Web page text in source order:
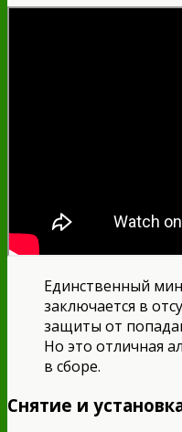
Единственный
заключается в
защиты от
Но это отличная
в сборе.
Снятие и